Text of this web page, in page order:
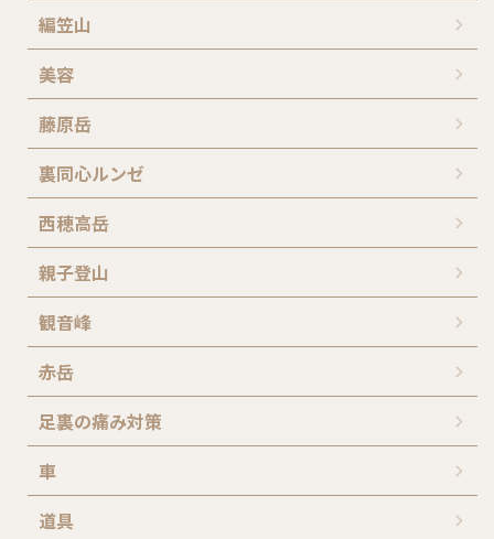
編笠山
美容
藤原岳
裏同心ルンゼ
西穂高岳
親子登山
観音峰
赤岳
足裏の痛み対策
車
道具